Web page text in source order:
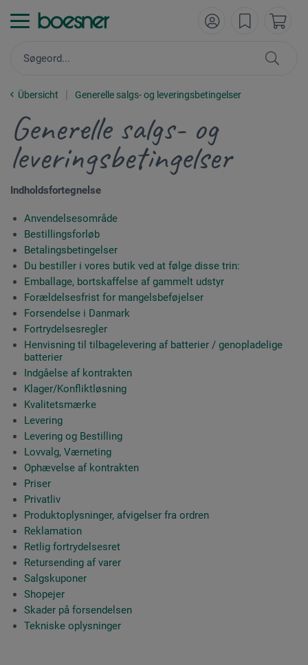
Übersicht Generelle salgs- og leveringsbetingelser
Generelle salgs- og
leveringsbetingelser
Indholdsfortegnelse
Anvendelsesområde
Bestillingsforløb
Betalingsbetingelser
Du bestiller i vores butik ved at følge disse trin:
Emballage, bortskaffelse af gammelt udstyr
Forældelsesfrist for mangelsbeføjelser
Forsendelse i Danmark
Fortrydelsesregler
Henvisning til tilbagelevering af batterier / genopladelige
batterier
Indgåelse af kontrakten
Klager/Konfliktløsning
Kvalitetsmærke
Levering
Levering og Bestilling
Lovvalg, Værneting
Ophævelse af kontrakten
Priser
Privatliv
Produktoplysninger, afvigelser fra ordren
Reklamation
Retlig fortrydelsesret
Retursending af varer
Salgskuponer
Shopejer
Skader på forsendelsen
Tekniske oplysninger